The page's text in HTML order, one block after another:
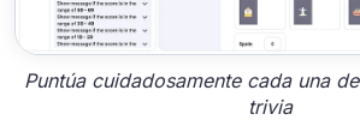
Puntúa cuidadosamente cada una
trivia